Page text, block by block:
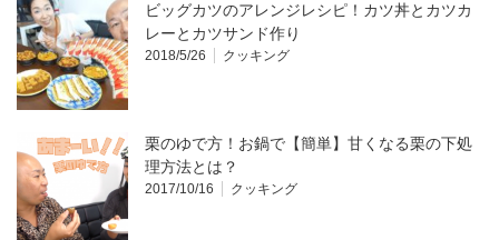
ビッグカツのアレンジレシピ！カツ丼とカツカ
レーとカツサンド作り
2018/5/26 クッキング
栗のゆで方！お鍋で【簡単】甘くなる栗の下処
理方法とは？
2017/10/16 クッキング